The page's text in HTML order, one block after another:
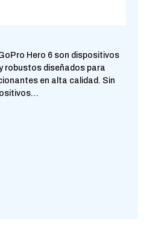
Hero 6 son dispositivos
robustos diseñados para
en alta calidad. Sin